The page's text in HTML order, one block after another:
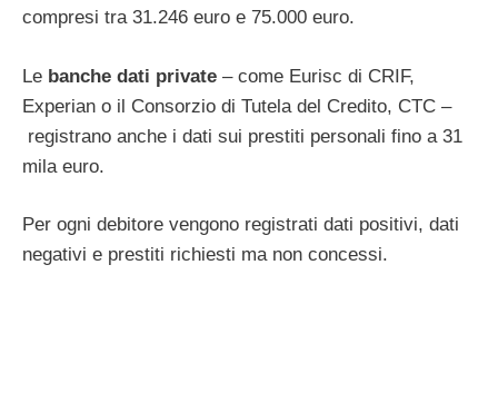
compresi tra 31.246 euro e 75.000 euro.
Le banche dati private – come Eurisc di CRIF,
Experian o il Consorzio di Tutela del Credito, CTC –
registrano anche i dati sui prestiti personali fino a 31
mila euro.
Per ogni debitore vengono registrati dati positivi, dati
negativi e prestiti richiesti ma non concessi.